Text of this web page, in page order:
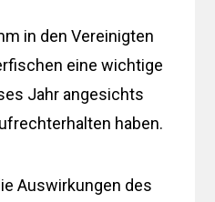
in den Vereinigten
eine wichtige
Jahr angesichts
haben.
Auswirkungen des